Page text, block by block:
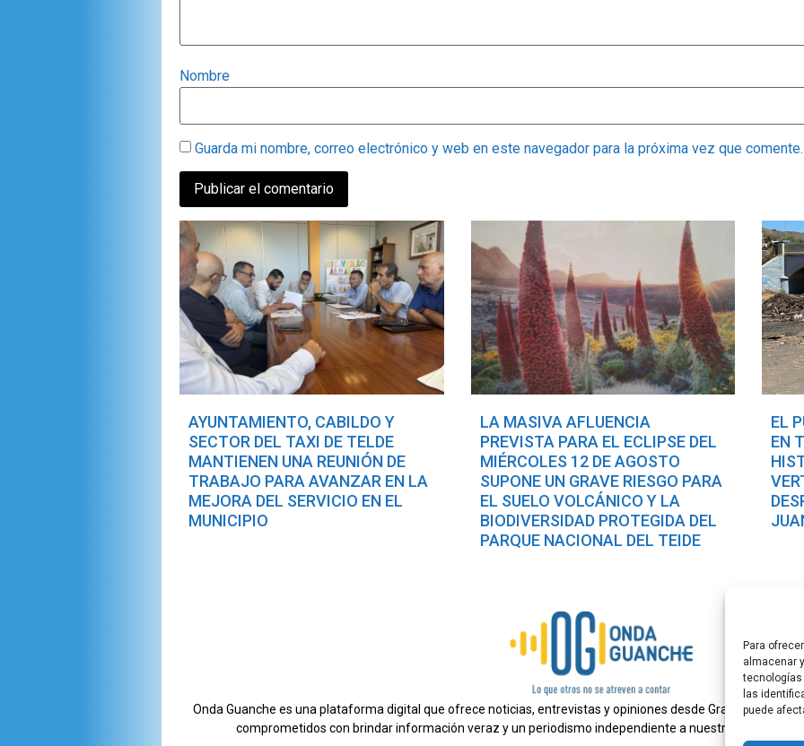
Para
almacenar
tecnologías
las
puede
Nombre
Guarda mi nombre, correo electrónico y web en este navegador para la próxima vez que comente.
AYUNTAMIENTO, CABILDO Y
SECTOR DEL TAXI DE TELDE
MANTIENEN UNA REUNIÓN DE
TRABAJO PARA AVANZAR EN LA
MEJORA DEL SERVICIO EN EL
MUNICIPIO
LA MASIVA AFLUENCIA
PREVISTA PARA EL ECLIPSE DEL
MIÉRCOLES 12 DE AGOSTO
SUPONE UN GRAVE RIESGO PARA
EL SUELO VOLCÁNICO Y LA
BIODIVERSIDAD PROTEGIDA DEL
PARQUE NACIONAL DEL TEIDE
EL
EN
Onda Guanche es una plataforma digital que ofrece noticias, entrevistas y opiniones desde Gran Canaria.
comprometidos con brindar información veraz y un periodismo independiente a nuestra audiencia.